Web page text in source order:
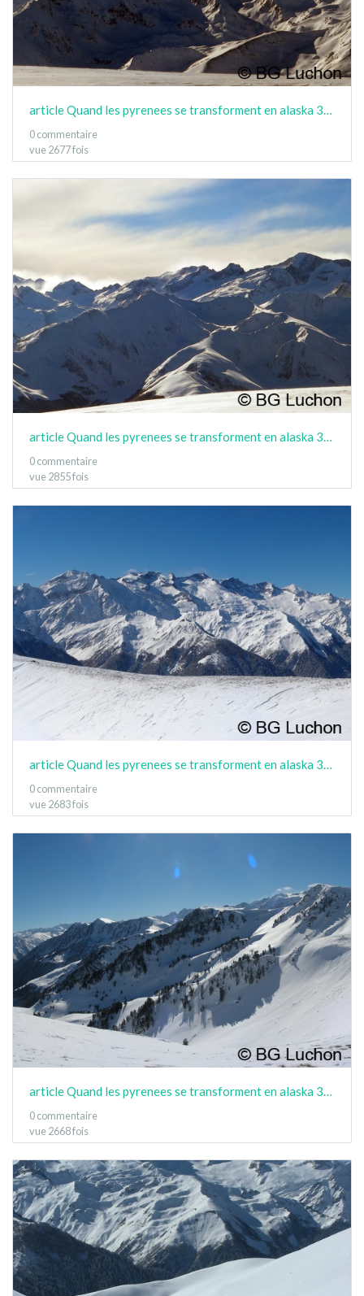
article Quand les pyrenees se transforment en alaska 3-15 16
0 commentaire
vue 2677 fois
article Quand les pyrenees se transforment en alaska 3-15 17
0 commentaire
vue 2855 fois
article Quand les pyrenees se transforment en alaska 3-15 18
0 commentaire
vue 2683 fois
article Quand les pyrenees se transforment en alaska 3-15 19
0 commentaire
vue 2668 fois